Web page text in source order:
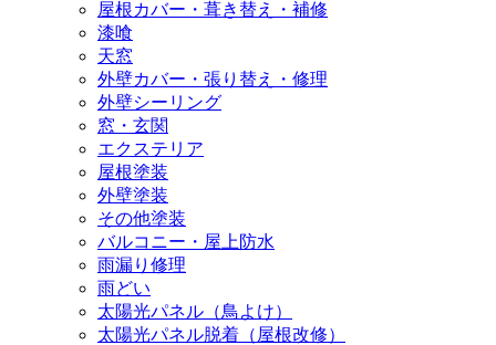
屋根カバー・葺き替え・補修
漆喰
天窓
外壁カバー・張り替え・修理
外壁シーリング
窓・玄関
エクステリア
屋根塗装
外壁塗装
その他塗装
バルコニー・屋上防水
雨漏り修理
雨どい
太陽光パネル（鳥よけ）
太陽光パネル脱着（屋根改修）